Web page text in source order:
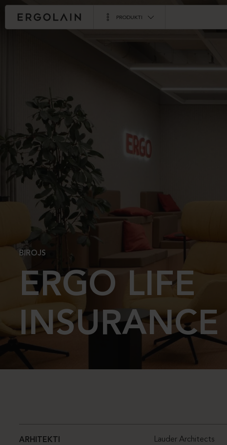
PRODUKTI
BIROJS
ERGO LIFE
INSURANCE
ARHITEKTI Lauder Architects